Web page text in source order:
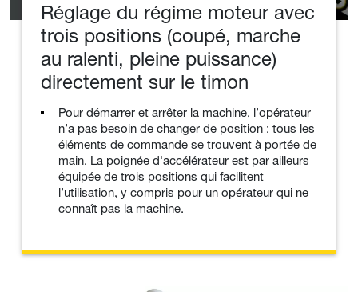
Réglage du régime moteur avec
trois positions (coupé, marche
au ralenti, pleine puissance)
directement sur le timon
Pour démarrer et arrêter la machine, l’opérateur
n’a pas besoin de changer de position : tous les
éléments de commande se trouvent à portée de
main. La poignée d'accélérateur est par ailleurs
équipée de trois positions qui facilitent
l’utilisation, y compris pour un opérateur qui ne
connaît pas la machine.